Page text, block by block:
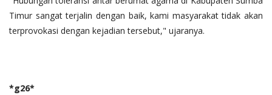
Timur sangat terjalin dengan baik, kami masyarakat tidak akan
terprovokasi dengan kejadian tersebut," ujaranya.
*g26*